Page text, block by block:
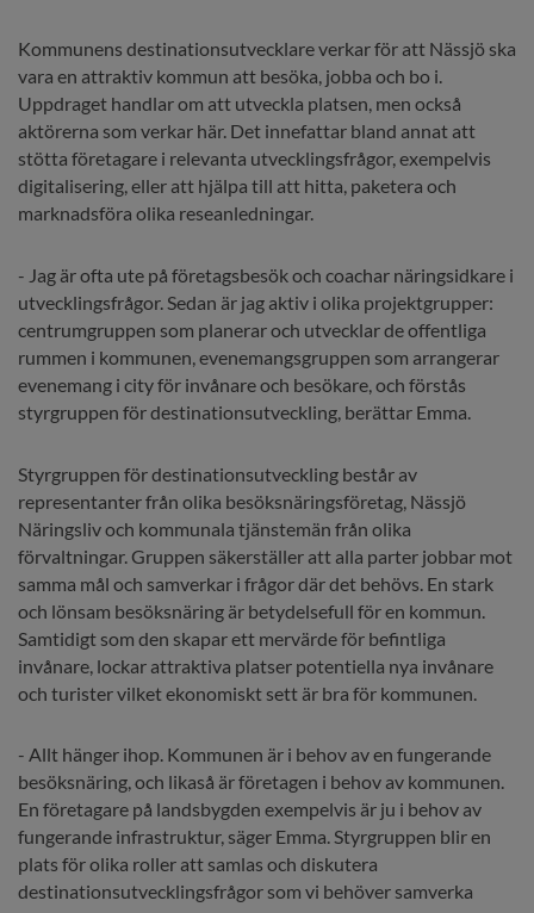
Kommunens destinationsutvecklare verkar för att Nässjö ska
vara en attraktiv kommun att besöka, jobba och bo i.
Uppdraget handlar om att utveckla platsen, men också
aktörerna som verkar här. Det innefattar bland annat att
stötta företagare i relevanta utvecklingsfrågor, exempelvis
digitalisering, eller att hjälpa till att hitta, paketera och
marknadsföra olika reseanledningar.
- Jag är ofta ute på företagsbesök och coachar näringsidkare i
utvecklingsfrågor. Sedan är jag aktiv i olika projektgrupper:
centrumgruppen som planerar och utvecklar de offentliga
rummen i kommunen, evenemangsgruppen som arrangerar
evenemang i city för invånare och besökare, och förstås
styrgruppen för destinationsutveckling, berättar Emma.
Styrgruppen för destinationsutveckling består av
representanter från olika besöksnäringsföretag, Nässjö
Näringsliv och kommunala tjänstemän från olika
förvaltningar. Gruppen säkerställer att alla parter jobbar mot
samma mål och samverkar i frågor där det behövs. En stark
och lönsam besöksnäring är betydelsefull för en kommun.
Samtidigt som den skapar ett mervärde för befintliga
invånare, lockar attraktiva platser potentiella nya invånare
och turister vilket ekonomiskt sett är bra för kommunen.
- Allt hänger ihop. Kommunen är i behov av en fungerande
besöksnäring, och likaså är företagen i behov av kommunen.
En företagare på landsbygden exempelvis är ju i behov av
fungerande infrastruktur, säger Emma. Styrgruppen blir en
plats för olika roller att samlas och diskutera
destinationsutvecklingsfrågor som vi behöver samverka